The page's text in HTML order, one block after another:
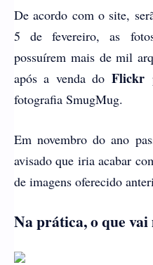
De acordo com o site,
5 de fevereiro, as
possuírem mais de mil
após a venda doFlickr
fotografia SmugMug.
Em novembro do ano
avisado que iria acabar
de imagens oferecido
Na prática, o que